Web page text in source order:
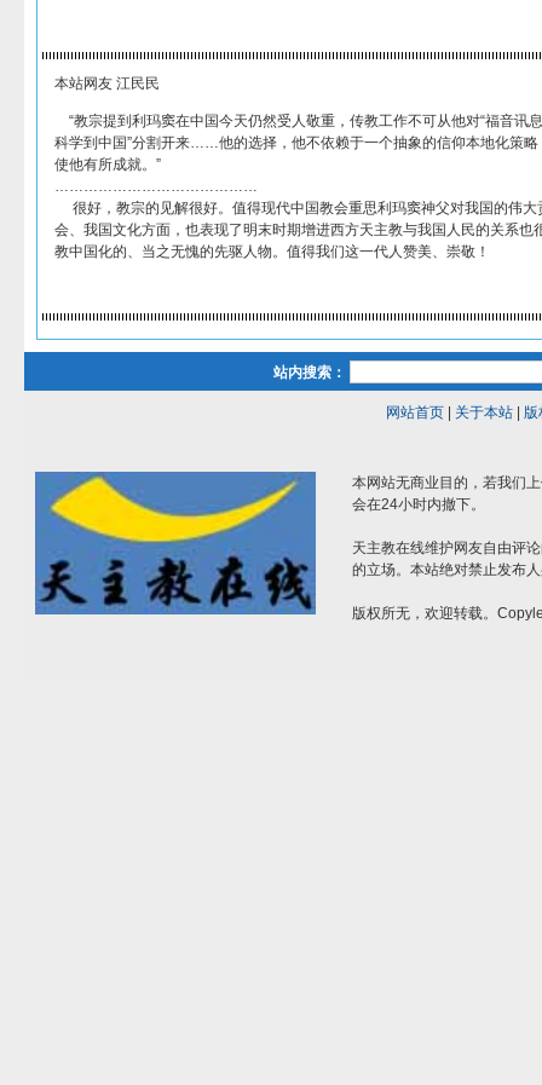
本站网友 江民民
“教宗提到利玛窦在中国今天仍然受人敬重，传教工作不可从他对“福音讯
科学到中国”分割开来……他的选择，他不依赖于一个抽象的信仰本地化策
使他有所成就。”
……………………………………
很好，教宗的见解很好。值得现代中国教会重思利玛窦神父对我国的伟大
会、我国文化方面，也表现了明末时期增进西方天主教与我国人民的关系也
教中国化的、当之无愧的先驱人物。值得我们这一代人赞美、崇敬！
站内搜索：
网站首页| 关于本站| 版
本网站无商业目的，若我们
会在24小时内撤下。
天主教在线维护网友自由评
的立场。本站绝对禁止发布
版权所无，欢迎转载。